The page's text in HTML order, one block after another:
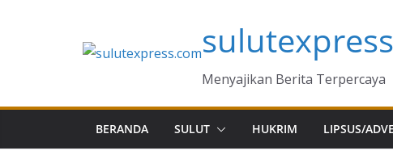
Menyajikan Berita Terpercaya
BERANDA SULUT HUKRIM LIPSUS/